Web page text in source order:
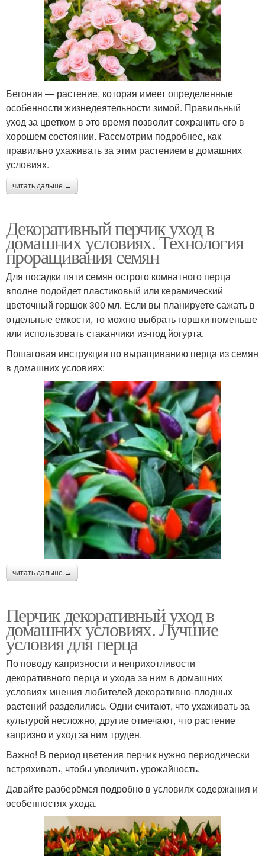
Бегония — растение, которая имеет определенные
особенности жизнедеятельности зимой. Правильный
уход за цветком в это время позволит сохранить его в
хорошем состоянии. Рассмотрим подробнее, как
правильно ухаживать за этим растением в домашних
условиях.
читать дальше →
Декоративный перчик уход в
домашних условиях. Технология
проращивания семян
Для посадки пяти семян острого комнатного перца
вполне подойдет пластиковый или керамический
цветочный горшок 300 мл. Если вы планируете сажать в
отдельные емкости, то можно выбрать горшки поменьше
или использовать стаканчики из-под йогурта.
Пошаговая инструкция по выращиванию перца из семян
в домашних условиях:
читать дальше →
Перчик декоративный уход в
домашних условиях. Лучшие
условия для перца
По поводу капризности и неприхотливости
декоративного перца и ухода за ним в домашних
условиях мнения любителей декоративно-плодных
растений разделились. Одни считают, что ухаживать за
культурой несложно, другие отмечают, что растение
капризно и уход за ним труден.
Важно! В период цветения перчик нужно периодически
встряхивать, чтобы увеличить урожайность.
Давайте разберёмся подробно в условиях содержания и
особенностях ухода.